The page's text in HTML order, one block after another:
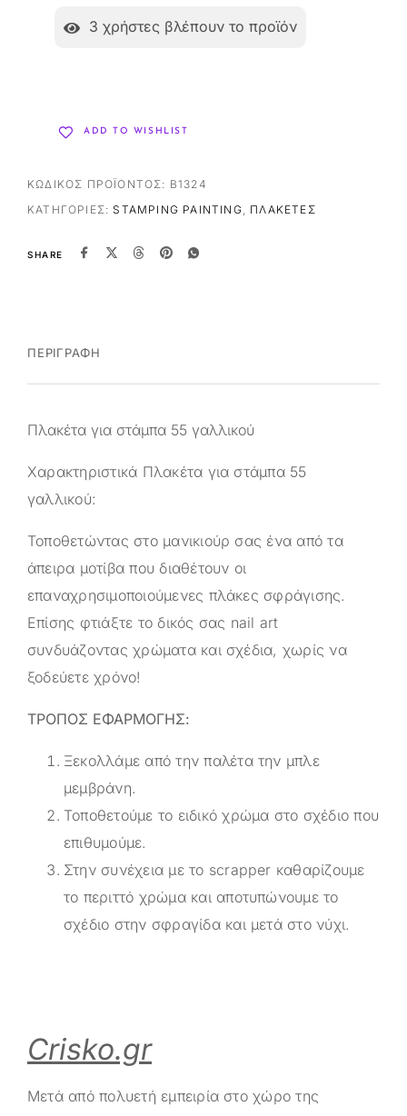
3 χρήστες βλέπουν το προϊόν
ADD TO WISHLIST
ΚΩΔΙΚΌΣ ΠΡΟΪΌΝΤΟΣ: B1324
ΚΑΤΗΓΟΡΊΕΣ: STAMPING PAINTING , ΠΛΑΚΈΤΕΣ
SHARE
ΠΕΡΙΓΡΑΦΉ
Πλακέτα για στάμπα 55 γαλλικού
Χαρακτηριστικά Πλακέτα για στάμπα 55
γαλλικού:
Τοποθετώντας στο μανικιούρ σας ένα από τα
άπειρα μοτίβα που διαθέτουν οι
επαναχρησιμοποιούμενες πλάκες σφράγισης.
Επίσης φτιάξτε το δικός σας nail art
συνδυάζοντας χρώματα και σχέδια, χωρίς να
ξοδεύετε χρόνο!
ΤΡΟΠΟΣ ΕΦΑΡΜΟΓΗΣ:
Ξεκολλάμε από την παλέτα την μπλε
μεμβράνη.
Τοποθετούμε το ειδικό χρώμα στο σχέδιο που
επιθυμούμε.
Στην συνέχεια με το scrapper καθαρίζουμε
το περιττό χρώμα και αποτυπώνουμε το
σχέδιο στην σφραγίδα και μετά στο νύχι.
Crisko.gr
Μετά από πολυετή εμπειρία στο χώρο της